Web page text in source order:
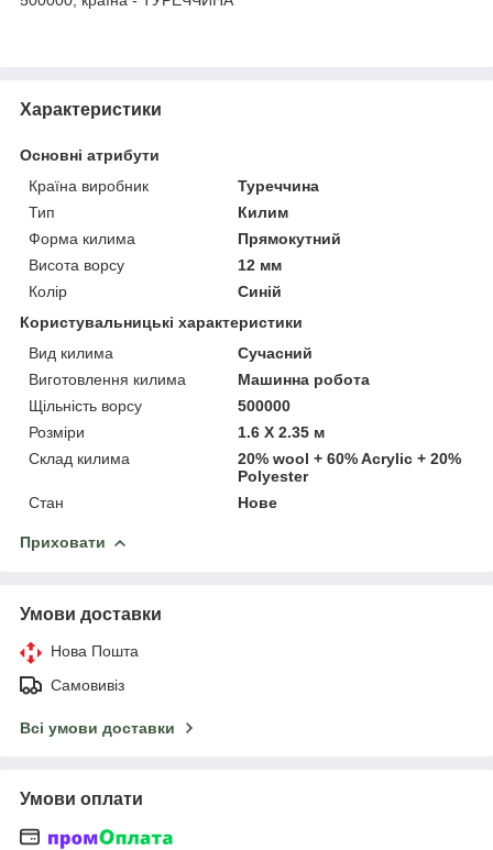
Характеристики
Основні атрибути
Країна виробник
Туреччина
Тип
Килим
Форма килима
Прямокутний
Висота ворсу
12 мм
Колір
Синій
Користувальницькі характеристики
Вид килима
Сучасний
Виготовлення килима
Машинна робота
Щільність ворсу
500000
Розміри
1.6 Х 2.35 м
Склад килима
20% wool + 60% Acrylic + 20%
Polyester
Стан
Нове
Приховати
Умови доставки
Нова Пошта
Самовивіз
Всі умови доставки
Умови оплати